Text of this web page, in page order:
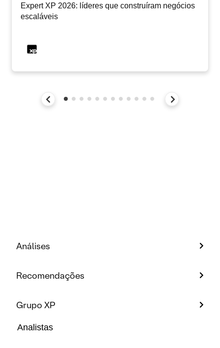
Expert XP 2026: líderes que construíram negócios
escaláveis
Análises
Recomendações
Grupo XP
Analistas